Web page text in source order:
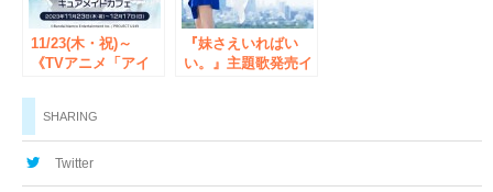
ティング株式会社】
ティング株式会社】
11/23(木・祝)～
《TVアニメ「アイ
デレラガールズ
U149」カフェ》が
秋葉原のCURE
MAID CAFÉで開
催！【タブリエ・マ
『妹さえいればい
い。』主題歌発売イ
SHARING
Twitter